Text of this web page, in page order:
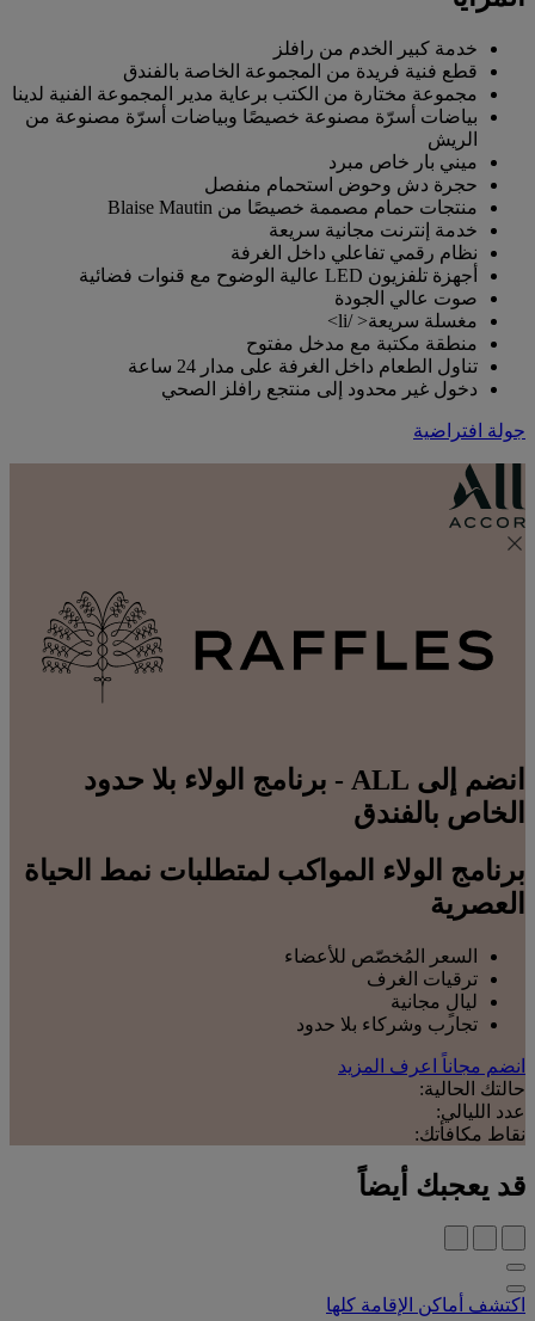
خدمة كبير الخدم من رافلز
قطع فنية فريدة من المجموعة الخاصة بالفندق
مجموعة مختارة من الكتب برعاية مدير المجموعة الفنية لدينا
بياضات أسرّة مصنوعة خصيصًا وبياضات أسرّة مصنوعة من
الريش
ميني بار خاص مبرد
حجرة دش وحوض استحمام منفصل
منتجات حمام مصممة خصيصًا من Blaise Mautin
خدمة إنترنت مجانية سريعة
نظام رقمي تفاعلي داخل الغرفة
أجهزة تلفزيون LED عالية الوضوح مع قنوات فضائية
صوت عالي الجودة
مغسلة سريعة< /li>
منطقة مكتبة مع مدخل مفتوح
تناول الطعام داخل الغرفة على مدار 24 ساعة
دخول غير محدود إلى منتجع رافلز الصحي
جولة افتراضية
انضم إلى ALL - برنامج الولاء بلا حدود
الخاص بالفندق
برنامج الولاء المواكب لمتطلبات نمط الحياة
العصرية
السعر المُخصّص للأعضاء
ترقيات الغرف
ليالٍ مجانية
تجارب وشركاء بلا حدود
انضم مجاناً
اعرف المزيد
حالتك الحالية:
عدد الليالي:
نقاط مكافأتك:
قد يعجبك أيضاً
اكتشف أماكن الإقامة كلها